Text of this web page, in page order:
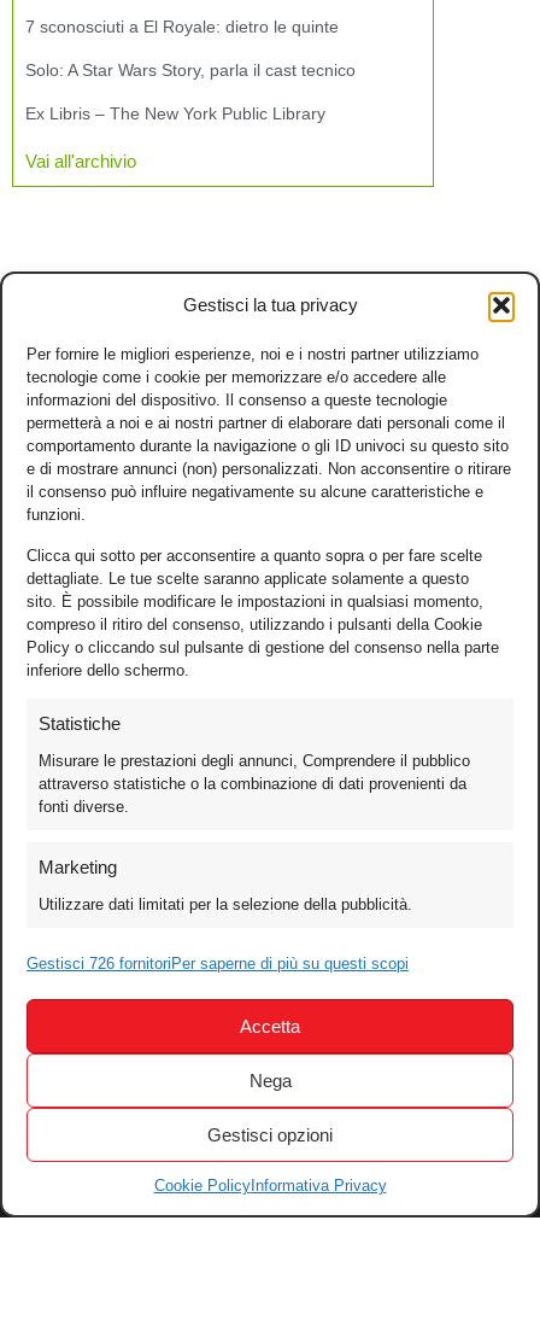
Gestisci la tua privacy
Per fornire le migliori esperienze, noi e i nostri partner utilizziamo
tecnologie come i cookie per memorizzare e/o accedere alle
informazioni del dispositivo. Il consenso a queste tecnologie
permetterà a noi e ai nostri partner di elaborare dati personali come il
comportamento durante la navigazione o gli ID univoci su questo sito
e di mostrare annunci (non) personalizzati. Non acconsentire o ritirare
il consenso può influire negativamente su alcune caratteristiche e
funzioni.
Clicca qui sotto per acconsentire a quanto sopra o per fare scelte
dettagliate. Le tue scelte saranno applicate solamente a questo
sito. È possibile modificare le impostazioni in qualsiasi momento,
compreso il ritiro del consenso, utilizzando i pulsanti della Cookie
Policy o cliccando sul pulsante di gestione del consenso nella parte
inferiore dello schermo.
Statistiche
Misurare le prestazioni degli annunci, Comprendere il pubblico
attraverso statistiche o la combinazione di dati provenienti da
fonti diverse.
Marketing
Utilizzare dati limitati per la selezione della pubblicità.
Gestisci 726 fornitori Per saperne di più su questi scopi
Accetta
Nega
Gestisci opzioni
Cookie PolicyInformativa Privacy
7 sconosciuti a El Royale: dietro le quinte
Solo: A Star Wars Story, parla il cast tecnico
Ex Libris – The New York Public Library
Vai all'archivio
Games
Test
Audio
Festival & Concorsi
Iscriviti alla newsletter